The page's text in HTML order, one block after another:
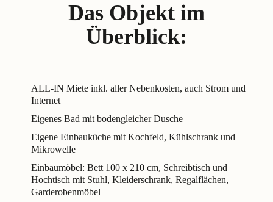
Das Objekt im
Überblick:
ALL-IN Miete inkl. aller Nebenkosten, auch Strom und
Internet
Eigenes Bad mit bodengleicher Dusche
Eigene Einbauküche mit Kochfeld, Kühlschrank und
Mikrowelle
Einbaumöbel: Bett 100 x 210 cm, Schreibtisch und
Hochtisch mit Stuhl, Kleiderschrank, Regalflächen,
Garderobenmöbel